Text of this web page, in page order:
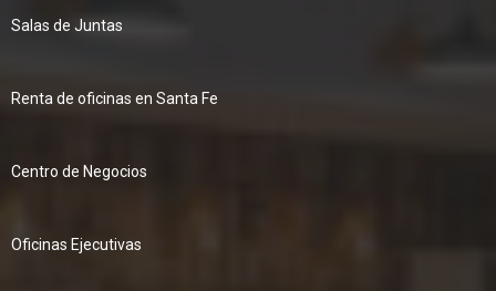
Salas de Juntas
Renta de oficinas en Santa Fe
Centro de Negocios
Oficinas Ejecutivas